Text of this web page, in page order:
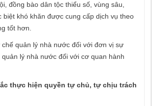
đồng bào dân tộc thiểu số, vùng sâu,
biệt khó khăn được cung cấp dịch vụ theo
tốt hơn.
quản lý nhà nước đối với đơn vị sự
lý nhà nước đối với cơ quan hành
thực hiện quyền tự chủ, tự chịu trách